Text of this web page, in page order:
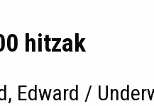
hitzak
Edward /